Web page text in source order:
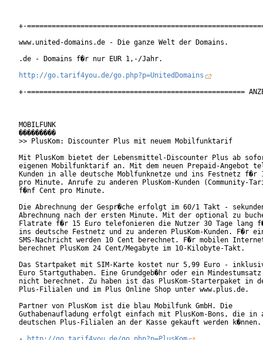
+-
www.united-domains.de - Die ganze Welt der Domains.
.de - Domains f�r nur EUR 1,-/Jahr.
http://go.tarif4you.de/go.php?p=UnitedDomains
+-=====================================================
MOBILFUNK
���������
>> PlusKom: Discounter Plus mit neuem Mobilfunktarif
Mit PlusKom bietet der Lebensmittel-Discounter Plus ab
eigenen Mobilfunktarif an. Mit dem neuen Prepaid-Angebot
Kunden in alle deutsche Moblfunknetze und ins Festnetz f�r
pro Minute. Anrufe zu anderen PlusKom-Kunden (Community-
f�nf Cent pro Minute.
Die Abrechnung der Gespr�che erfolgt im 60/1 Takt -
Abrechnung nach der ersten Minute. Mit der optional zu
Flatrate f�r 15 Euro telefonieren die Nutzer 30 Tage lang
ins deutsche Festnetz und zu anderen PlusKom-Kunden. F�r
SMS-Nachricht werden 10 Cent berechnet. F�r mobilen
berechnet PlusKom 24 Cent/Megabyte im 10-Kilobyte-
Das Startpaket mit SIM-Karte kostet nur 5,99 Euro -
Euro Startguthaben. Eine Grundgeb�hr oder ein Mindestumsatz
nicht berechnet. Zu haben ist das PlusKom-Starterpaket in
Plus-Filialen und im Plus Online Shop unter www.plus.de.
Partner von PlusKom ist die blau Mobilfunk GmbH. Die
Guthabenaufladung erfolgt einfach mit PlusKom-Bons, die in
deutschen Plus-Filialen an der Kasse gekauft werden k�nnen.